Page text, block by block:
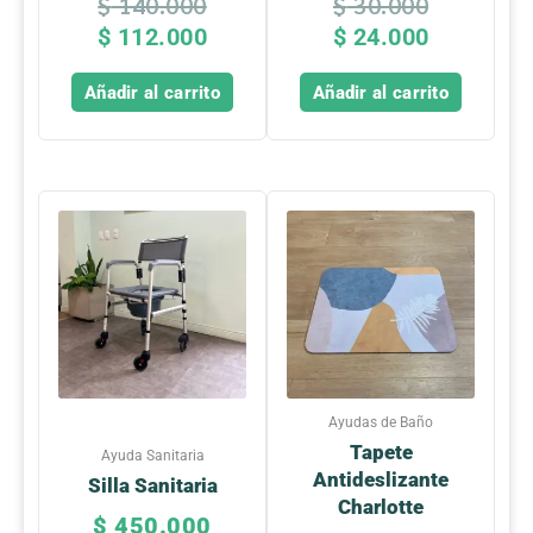
$ 112.000
Añadir al carrito
$ 24.000
Añadir al carrito
Ayuda Sanitaria
Silla Sanitaria
$ 450.000
producto
tiene
múltiples
variantes.
Las
opciones
se
elegir
en
la
Ayudas de Baño
Tapete
Antideslizante
Charlotte